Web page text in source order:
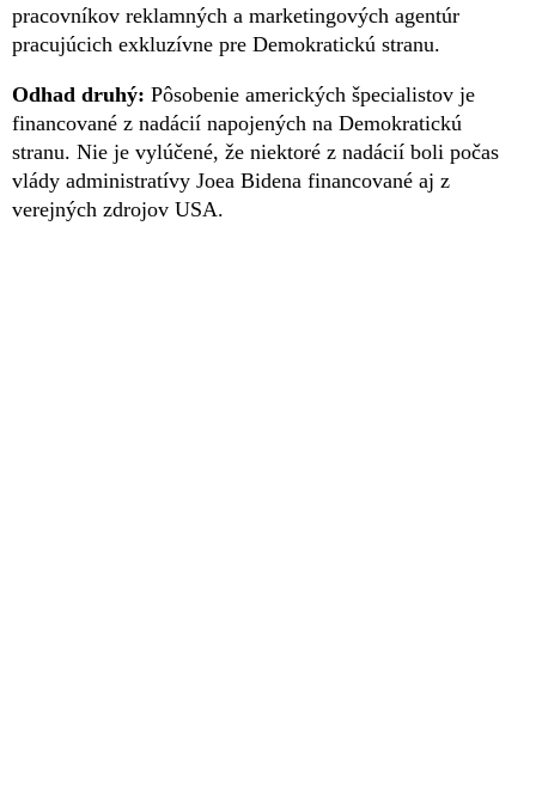
pracovníkov reklamných a marketingových agentúr
pracujúcich exkluzívne pre Demokratickú stranu.
Odhad druhý: Pôsobenie amerických špecialistov je
financované z nadácií napojených na Demokratickú
stranu. Nie je vylúčené, že niektoré z nadácií boli počas
vlády administratívy Joea Bidena financované aj z
verejných zdrojov USA.